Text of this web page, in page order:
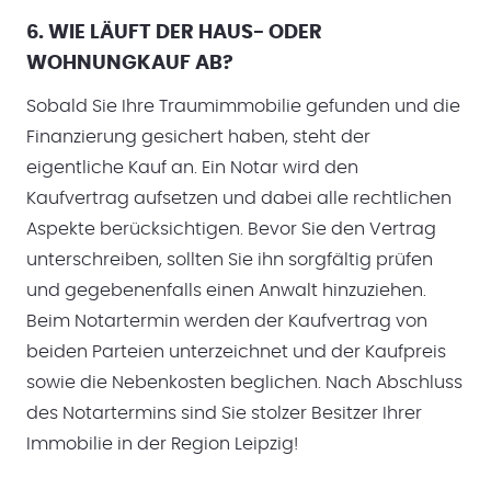
6. WIE LÄUFT DER HAUS- ODER
WOHNUNGKAUF AB?
Sobald Sie Ihre Traumimmobilie gefunden und die
Finanzierung gesichert haben, steht der
eigentliche Kauf an. Ein Notar wird den
Kaufvertrag aufsetzen und dabei alle rechtlichen
Aspekte berücksichtigen. Bevor Sie den Vertrag
unterschreiben, sollten Sie ihn sorgfältig prüfen
und gegebenenfalls einen Anwalt hinzuziehen.
Beim Notartermin werden der Kaufvertrag von
beiden Parteien unterzeichnet und der Kaufpreis
sowie die Nebenkosten beglichen. Nach Abschluss
des Notartermins sind Sie stolzer Besitzer Ihrer
Immobilie in der Region Leipzig!